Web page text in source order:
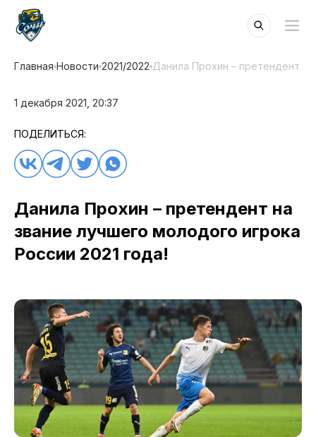
Главная Новости 2021/2022 Данила Прохин – претендент
1 декабря 2021, 20:37
ПОДЕЛИТЬСЯ:
Данила Прохин – претендент на
звание лучшего молодого игрока
России 2021 года!